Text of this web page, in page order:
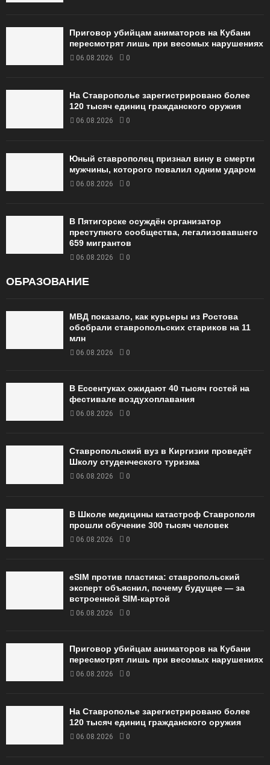
Приговор убийцам аниматоров на Кубани
пересмотрят лишь при весомых нарушениях
06.08.2026 0
На Ставрополье зарегистрировано более
120 тысяч единиц гражданского оружия
06.08.2026 0
Юный ставрополец признал вину в смерти
мужчины, которого повалил одним ударом
06.08.2026 0
В Пятигорске осуждён организатор
преступного сообщества, легализовавшего
659 мигрантов
06.08.2026 0
ОБРАЗОВАНИЕ
МВД показало, как курьеры из Ростова
обобрали ставропольских стариков на 11
млн
06.08.2026 0
В Ессентуках ожидают 40 тысяч гостей на
фестивале воздухоплавания
06.08.2026 0
Ставропольский вуз в Киргизии проведёт
Школу студенческого туризма
06.08.2026 0
В Школе медицины катастроф Ставрополя
прошли обучение 300 тысяч человек
06.08.2026 0
eSIM против пластика: ставропольский
эксперт объяснил, почему будущее — за
встроенной SIM-картой
06.08.2026 0
Приговор убийцам аниматоров на Кубани
пересмотрят лишь при весомых нарушениях
06.08.2026 0
На Ставрополье зарегистрировано более
120 тысяч единиц гражданского оружия
06.08.2026 0